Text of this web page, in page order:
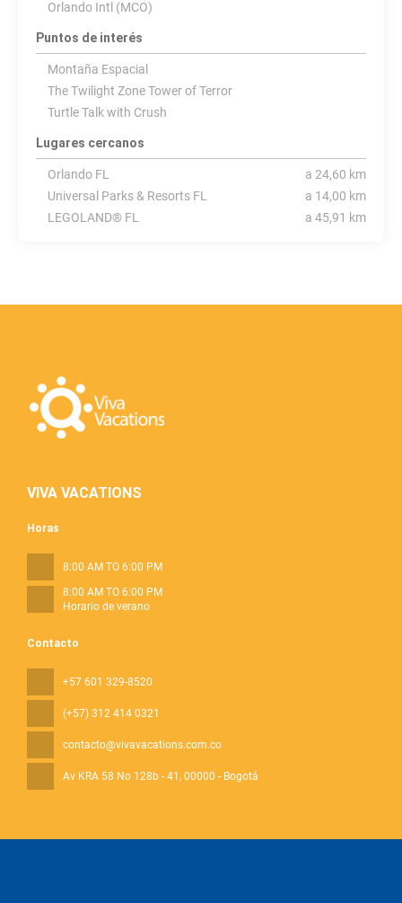
Orlando Intl (MCO)
Puntos de interés
Montaña Espacial
The Twilight Zone Tower of Terror
Turtle Talk with Crush
Lugares cercanos
Orlando FL
a 24,60 km
Universal Parks & Resorts FL
a 14,00 km
LEGOLAND® FL
a 45,91 km
VIVA VACATIONS
Contacto
+57 601 329-8520
(+57) 312 414 0321
contacto@vivavacations.com.co
Av KRA 58 No 128b - 41, 00000 - Bogotá
Horas
8:00 AM TO 6:00 PM
8:00 AM TO 6:00 PM
Horario de verano